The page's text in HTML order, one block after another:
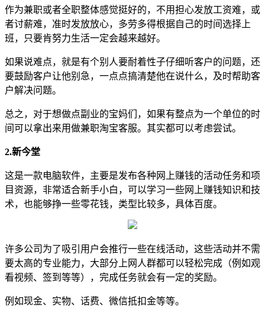
作为兼职或者全职整体感觉挺好的，不用担心发放工资难，或
者讨薪难，准时发放放心，多劳多得根据自己的时间选择上
班，只要肯努力生活一定会越来越好。
如果说难点，就是有个别人要耐着性子仔细听客户的问题，还
要鼓励客户让他别急，一点点搞清楚他在说什么，及时帮助客
户解决问题。
总之，对于想做点副业的宝妈们，如果有整点为一个单位的时
间可以拿出来用做兼职淘宝客服。其实都可以考虑尝试。
2.新今堂
这是一款电脑软件，主要是发布各种网上赚钱的活动任务和项
目资源，非常适合新手小白，可以学习一些网上赚钱知识和技
术，也能够挣一些零花钱，类型比较多，具体百度。
许多公司为了吸引用户会推行一些在线活动，这些活动并不需
要太高的专业能力，大部分上网人群都可以轻松完成（例如观
看视频、签到等等），完成任务就会有一定的奖励。
例如现金、实物、话费、微信抵扣金等等。